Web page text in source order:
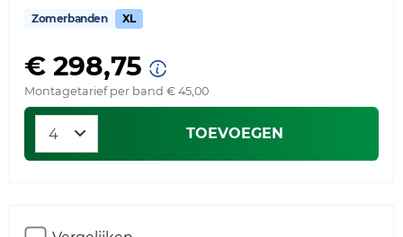
Zomerbanden XL
€ 298,75
Montagetarief per band € 45,00
TOEVOEGEN